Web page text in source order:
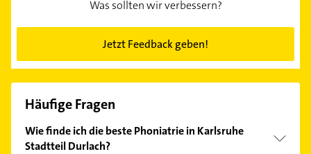
Was sollten wir verbessern?
Jetzt Feedback geben!
Häufige Fragen
Wie finde ich die beste Phoniatrie in Karlsruhe
Stadtteil Durlach?